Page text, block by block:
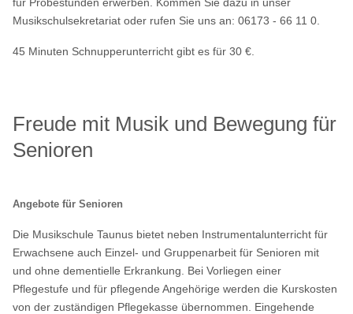
Musikschulsekretariat oder rufen Sie uns an: 06173 - 66 11 0.
45 Minuten Schnupperunterricht gibt es für 30 €.
Freude mit Musik und Bewegung für
Senioren
Angebote für Senioren
Die Musikschule Taunus bietet neben Instrumentalunterricht für
Erwachsene auch Einzel- und Gruppenarbeit für Senioren mit
und ohne dementielle Erkrankung. Bei Vorliegen einer
Pflegestufe und für pflegende Angehörige werden die Kurskosten
von der zuständigen Pflegekasse übernommen. Eingehende